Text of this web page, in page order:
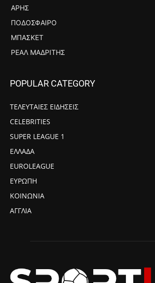
ΆΡΗΣ
ΠΟΔΌΣΦΑΙΡΟ
ΜΠΆΣΚΕΤ
ΡΕΆΛ ΜΑΔΡΊΤΗΣ
POPULAR CATEGORY
ΤΕΛΕΥΤΑΙΕΣ ΕΙΔΗΣΕΙΣ
CELEBRITIES
SUPER LEAGUE 1
ΕΛΛΑΔΑ
EUROLEAGUE
ΕΥΡΩΠΗ
ΚΟΙΝΩΝΙΑ
ΑΓΓΛΙΑ